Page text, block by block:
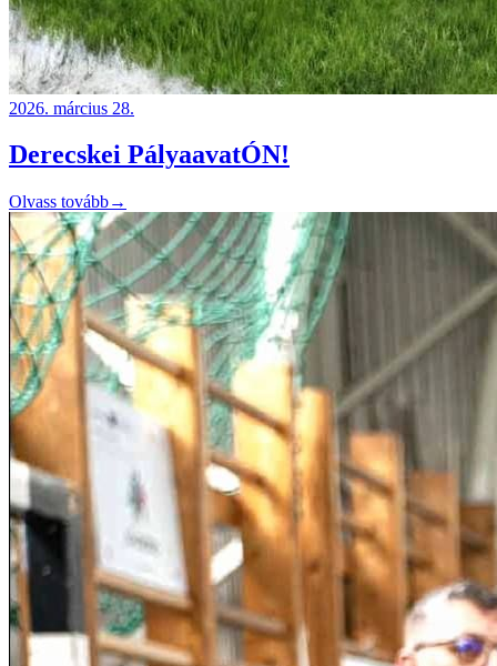
2026. március 28.
Derecskei PályaavatÓN!
Olvass tovább→